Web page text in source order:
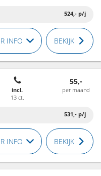
524,- p/j
INFO BEKIJK
incl.
13 ct.
55,-
per maand
531,- p/j
INFO BEKIJK